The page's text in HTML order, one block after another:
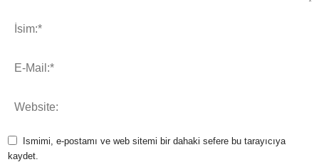
Ismimi, e-postamı ve web sitemi bir dahaki sefere bu tarayıcıya
kaydet.